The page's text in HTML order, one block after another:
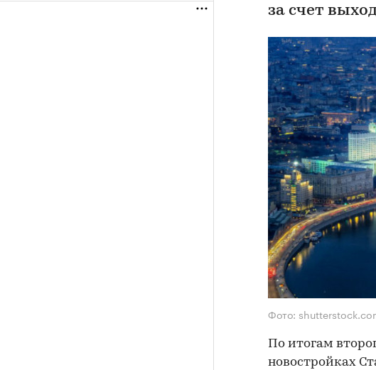
за счет
Фото:
По итогам
новостройках